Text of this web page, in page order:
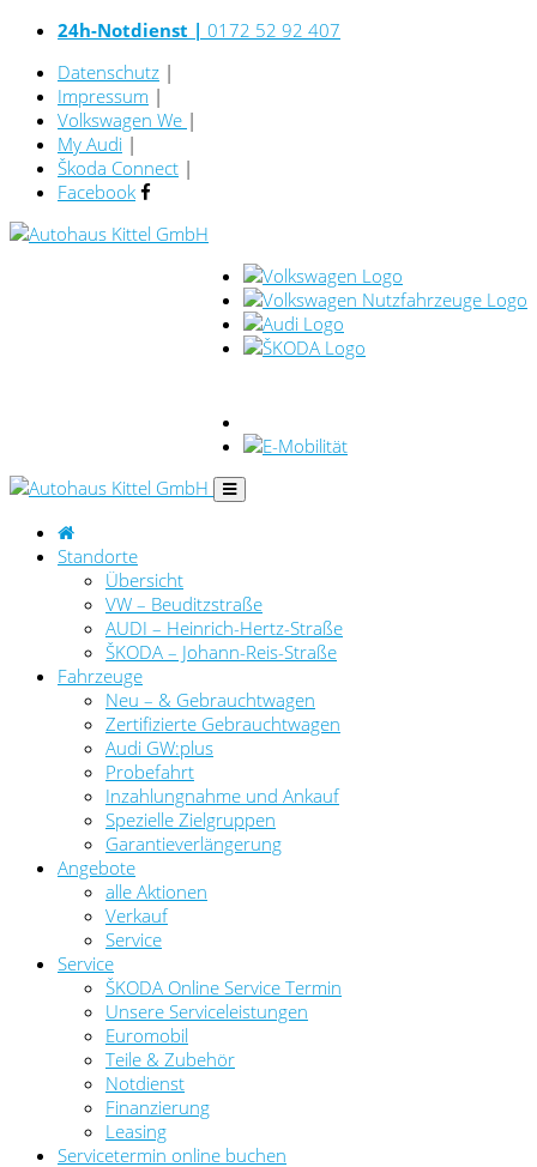
24h-Notdienst | 0172 52 92 407
Datenschutz |
Impressum |
Volkswagen We |
My Audi |
Škoda Connect |
Facebook
Standorte
Übersicht
VW – Beuditzstraße
AUDI – Heinrich-Hertz-Straße
ŠKODA – Johann-Reis-Straße
Fahrzeuge
Neu – & Gebrauchtwagen
Zertifizierte Gebrauchtwagen
Audi GW:plus
Probefahrt
Inzahlungnahme und Ankauf
Spezielle Zielgruppen
Garantieverlängerung
Angebote
alle Aktionen
Verkauf
Service
Service
ŠKODA Online Service Termin
Unsere Serviceleistungen
Euromobil
Teile & Zubehör
Notdienst
Finanzierung
Leasing
Servicetermin online buchen